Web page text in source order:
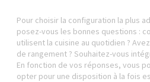
Pour choisir la configuration la plus
posez-vous les bonnes questions :
utilisent la cuisine au quotidien ?
de rangement ? Souhaitez-vous
En fonction de vos réponses, vous
opter pour une disposition à la fois